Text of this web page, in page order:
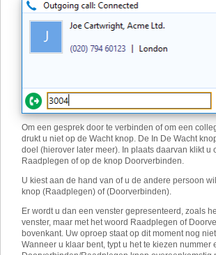
Om een ​​gesprek door te verbinden of om een
drukt u niet op de Wacht knop. De In De Wacht
doel (hierover later meer). In plaats daarvan klikt u
Raadplegen of op de knop Doorverbinden.
U kiest aan de hand van of u de andere persoon
knop (Raadplegen) of (Doorverbinden).
Er wordt u dan een venster gepresenteerd, zoals
venster, maar met het woord Raadplegen of
bovenkant. Uw oproep staat op dit moment nog
Wanneer u klaar bent, typt u het te kiezen nummer